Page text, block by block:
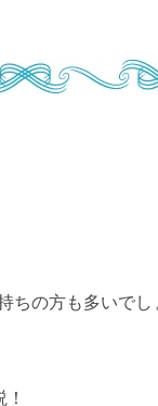
ちの方も多いでし